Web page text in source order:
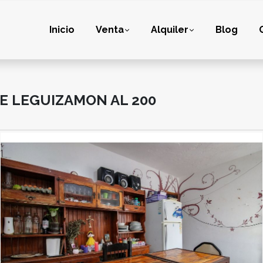
Inicio Venta Alquiler Blog
LEGUIZAMON AL 200